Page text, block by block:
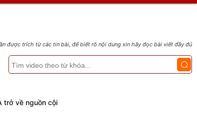
được trích từ các tin bài, để biết rõ nội dung xin hãy đọc bài viết đầy đủ
trở về nguồn cội